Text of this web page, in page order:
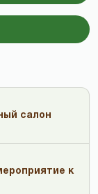
салон
к